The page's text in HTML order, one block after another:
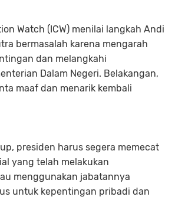
Watch (ICW) menilai langkah Andi
bermasalah karena mengarah
dan melangkahi
Dalam Negeri. Belakangan,
maaf dan menarik kembali
presiden harus segera memecat
yang telah melakukan
menggunakan jabatannya
untuk kepentingan pribadi dan